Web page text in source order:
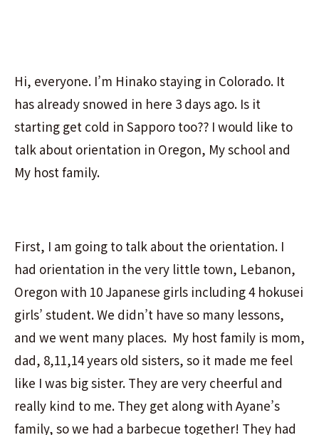
Hi, everyone. I’m Hinako staying in Colorado. It
has already snowed in here 3 days ago. Is it
starting get cold in Sapporo too?? I would like to
talk about orientation in Oregon, My school and
My host family.
First, I am going to talk about the orientation. I
had orientation in the very little town, Lebanon,
Oregon with 10 Japanese girls including 4 hokusei
girls’ student. We didn’t have so many lessons,
and we went many places. My host family is mom,
dad, 8,11,14 years old sisters, so it made me feel
like I was big sister. They are very cheerful and
really kind to me. They get along with Ayane’s
family, so we had a barbecue together! They had